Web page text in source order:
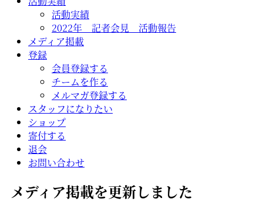
活動実績
2022年 記者会見 活動報告
メディア掲載
登録
会員登録する
チームを作る
メルマガ登録する
スタッフになりたい
ショップ
寄付する
退会
お問い合わせ
メディア掲載を更新しました